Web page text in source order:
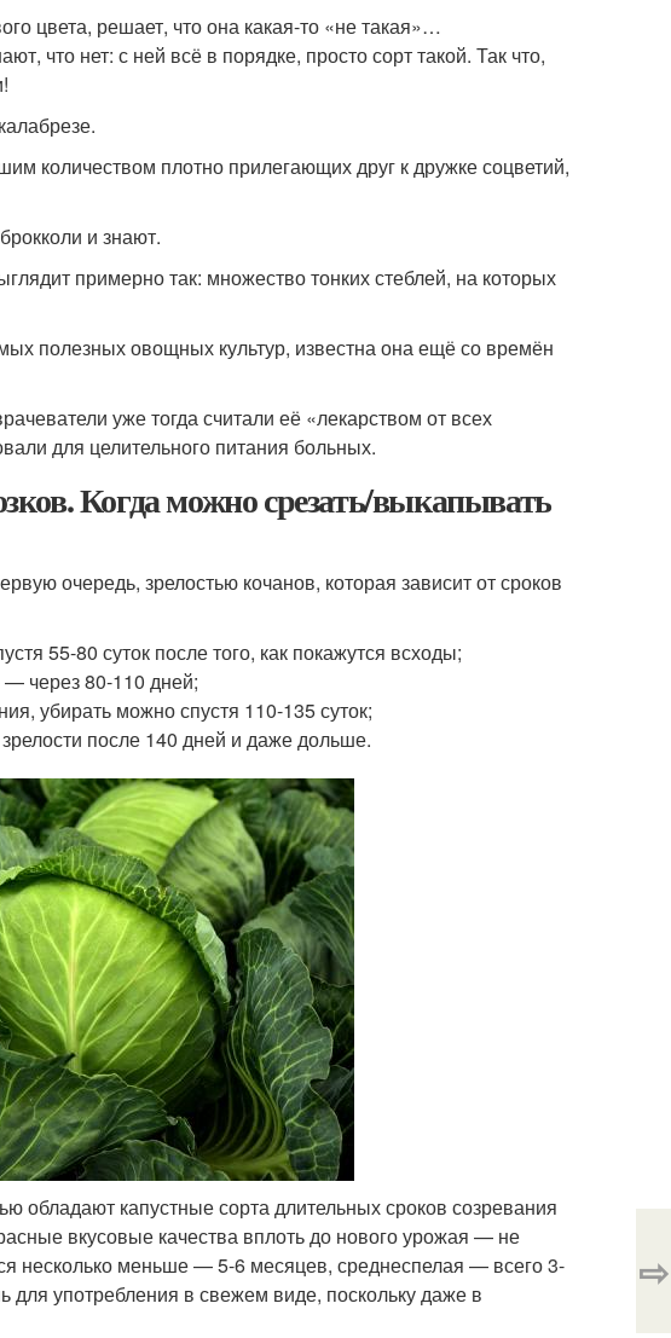
цвета, решает, что она какая-то «не такая»…
что нет: с ней всё в порядке, просто сорт такой. Так что,
количеством плотно прилегающих друг к дружке соцветий,
и знают.
примерно так: множество тонких стеблей, на которых
полезных овощных культур, известна она ещё со времён
уже тогда считали её «лекарством от всех
для целительного питания больных.
Когда можно срезать/выкапывать
очередь, зрелостью кочанов, которая зависит от сроков
55-80 суток после того, как покажутся всходы;
через 80-110 дней;
убирать можно спустя 110-135 суток;
после 140 дней и даже дольше.
обладают капустные сорта длительных сроков созревания
вкусовые качества вплоть до нового урожая — не
несколько меньше — 5-6 месяцев, среднеспелая — всего 3-
употребления в свежем виде, поскольку даже в
⇨